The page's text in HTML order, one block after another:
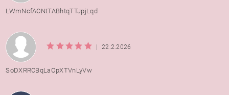
LWmNcfACNtTABhtqTTJpjLqd
22.2.2026
SoDXRRCBqLaOpXTVnLyVw